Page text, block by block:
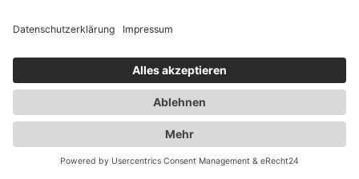
2016
Ausbau des Speditionshofes um 4000 qm
2017
Erweiterung der Lagerfläche auf knapp
18000 qm
2018
Implementierung eines